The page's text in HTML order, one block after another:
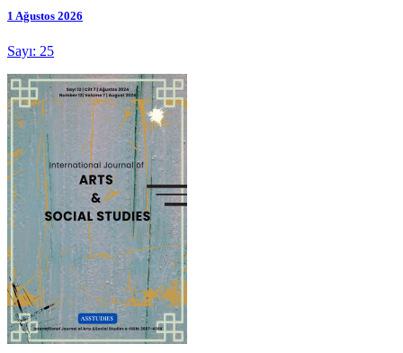
1 Ağustos 2026
Sayı: 25